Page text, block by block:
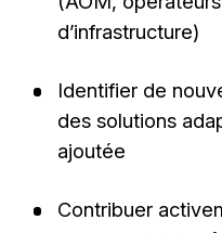
d’infrastructure)
Identifier de
des solutions
ajoutée
Contribuer